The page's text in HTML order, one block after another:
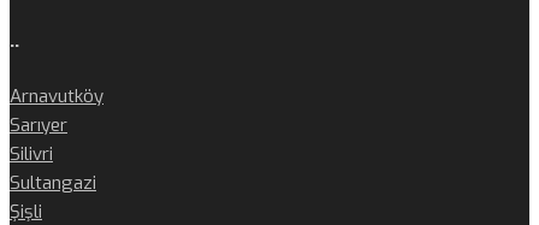
..
Arnavutköy
Sarıyer
Silivri
Sultangazi
Şişli